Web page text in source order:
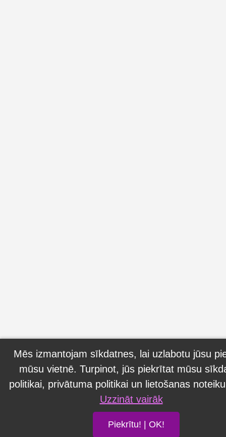
Mēs izmantojam sīkdatnes, lai uzlabotu jūsu
mūsu vietnē. Turpinot, jūs piekrītat mūsu
politikai, privātuma politikai un lietošanas
Uzzināt vairāk
Piekrītu! | OK!